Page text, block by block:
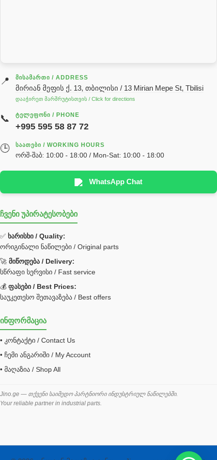
გადაცემათა კოლოფის ზეთი( კარობკის ზეთი)
ძრავის ზეთი
ჰიდრავლიკის ზეთი
реек
სხადასხვა
Hyva
უჟანგავი ფოლადი
Bobcat ფილტრი
Caterpillar ფილტრი
JCB ფილტრი
ქვაბი გათბობა მილები
შემაერთებელი / გადამყვანი UNF ORFS
შემაერთებელი BSPP /გადამყვანი
შესაფუთი მანქანა ვაკუმით
შლანგი
საწვავის შლანგი
📍 ᲛᲘᲡᲐᲛᲐᲠᲗᲘ / ADDRESS
მირიან მეფის ქ. 13, თბილისი / 13 Mirian Mepe St, Tbilisi
დააჭირეთ მარშრუტისთვის / Click for directions
📞 ᲢᲔᲚᲔᲤᲝᲜᲘ / PHONE
+995 595 58 87 72
🕒 ᲡᲐᲐᲗᲔᲑᲘ / WORKING HOURS
ორშ-შაბ: 10:00 - 18:00 / Mon-Sat: 10:00 - 18:00
WhatsApp Chat
ჩვენი უპირატესობები
✅ ხარისხი / Quality:
ორიგინალი ნაწილები / Original parts
🚀 მიწოდება / Delivery:
სწრაფი სერვისი / Fast service
💰 ფასები / Best Prices:
საუკეთესო შეთავაზება / Best offers
ინფორმაცია
• კონტაქტი / Contact Us
• ჩემი ანგარიში / My Account
• მაღაზია / Shop All
Jino.ge — თქვენი საიმედო პარტნიორი ინდუსტრიულ ნაწილებში.
Your reliable partner in industrial parts.